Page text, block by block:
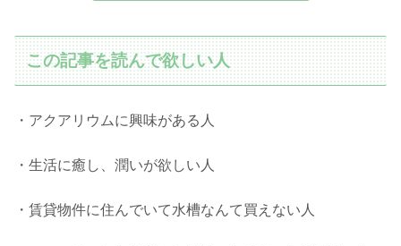
この記事を読んで欲しい人
・アクアリウムに興味がある人
・生活に癒し、潤いが欲しい人
・賃貸物件に住んでいて水槽なんて買えない人